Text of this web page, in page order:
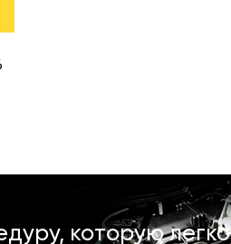
которую легко